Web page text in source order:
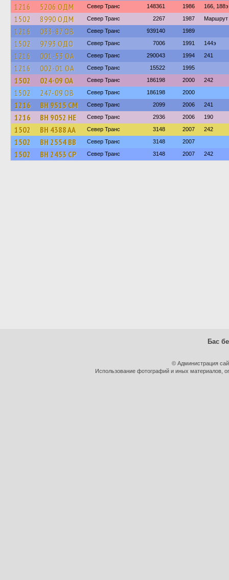
1216 5206 ОДМ Север Транс 148361 1986 166, 188э
1502 8990 ОДМ Север Транс 2267 1987
1216 033-87 ОВ Север Транс 939140 1989
1502 9793 ОДО Север Транс 7006 1991 144э
1216 001-53 ОА Север Транс 290043 1994 241
1216 002-01 ОА Север Транс 15522 1995
1502 024-09 ОА Север Транс 186198 2000 242
1502 247-09 ОВ Север Транс 186198 2000
1216 BH 9515 CM Север Транс 2099 2006 241
1216 BH 9052 HE Север Транс 2936 2006 190
1502 BH 4388 AA Север Транс 3148 2007 242
1502 BH 2554 BB Север Транс 3148 2007
1502 BH 2453 CP Север Транс 3148 2007 242
Бас
© Администрация
Использование фотографий и иных материалов,